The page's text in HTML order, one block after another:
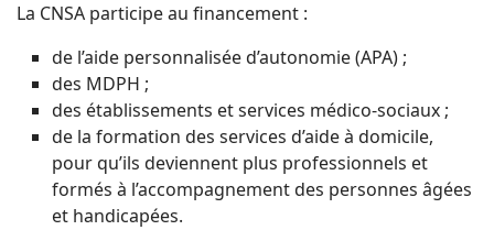
La CNSA participe au financement :
de l’aide personnalisée d’autonomie (APA) ;
des MDPH ;
des établissements et services médico-sociaux ;
de la formation des services d’aide à domicile,
pour qu’ils deviennent plus professionnels et
formés à l’accompagnement des personnes âgées
et handicapées.